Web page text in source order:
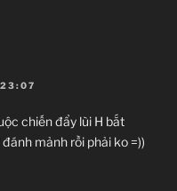
chiến đẩy lùi H bắt
mảnh rồi phải ko =))